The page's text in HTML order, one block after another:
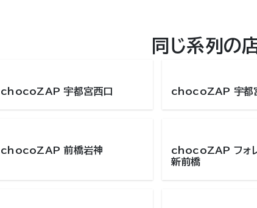
同じ系列の
chocoZAP 宇都宮西口 chocoZAP 宇都
chocoZAP 前橋岩神
chocoZAP フォレ
新前橋